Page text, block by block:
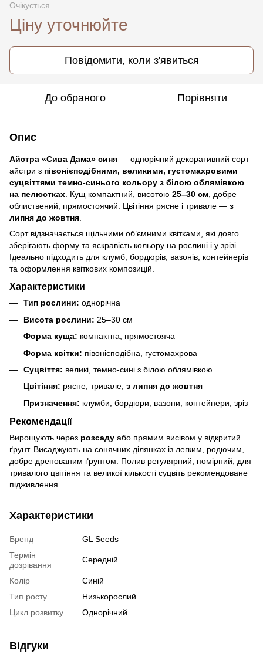
Очікується
Ціну уточнюйте
Повідомити, коли з'явиться
До обраного Порівняти
Опис
Айстра «Сива Дама» синя — однорічний декоративний сорт
айстри з півонієподібними, великими, густомахровими
суцвіттями темно-синього кольору з білою облямівкою
на пелюстках . Кущ компактний, висотою 25–30 см , добре
облиствений, прямостоячий. Цвітіння рясне і тривале — з
липня до жовтня
Сорт відзначається щільними об’ємними квітками, які довго
зберігають форму та яскравість кольору на рослині і у зрізі.
Ідеально підходить для клумб, бордюрів, вазонів, контейнерів
та оформлення квіткових композицій.
Характеристики
Тип рослини: однорічна
Висота рослини: 25–30 см
Форма куща: компактна, прямостояча
Форма квітки: півонієподібна, густомахрова
Суцвіття: великі, темно-сині з білою облямівкою
Цвітіння: рясне, тривале, з липня до жовтня
Призначення: клумби, бордюри, вазони, контейнери, зріз
Рекомендації
Вирощують через розсаду або прямим висівом у відкритий
ґрунт. Висаджують на сонячних ділянках із легким, родючим,
добре дренованим ґрунтом. Полив регулярний, помірний; для
тривалого цвітіння та великої кількості суцвіть рекомендоване
підживлення.
Характеристики
Бренд
GL Seeds
Термін
дозрівання
Середній
Колір
Синій
Тип росту
Низькорослий
Цикл розвитку
Однорічний
Відгуки